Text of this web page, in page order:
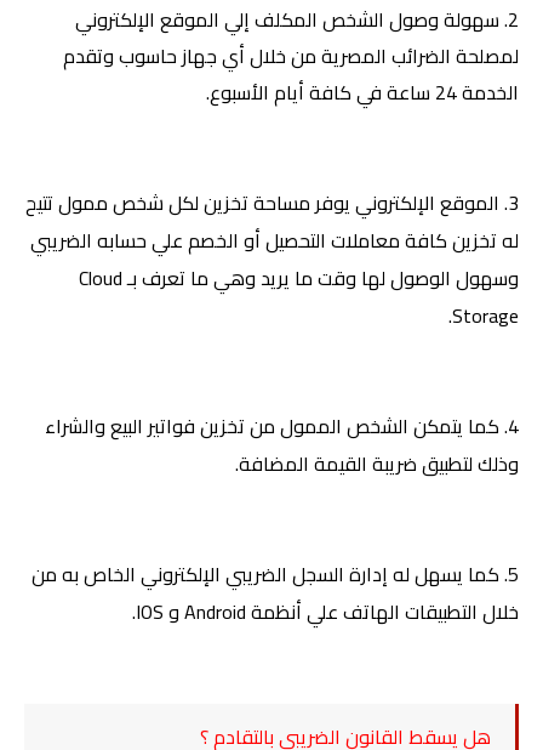
2. سهولة وصول الشخص المكلف إلي الموقع الإلكتروني
لمصلحة الضرائب المصرية من خلال أي جهاز حاسوب وتقدم
الخدمة 24 ساعة في كافة أيام الأسبوع.
3. الموقع الإلكتروني يوفر مساحة تخزين لكل شخص ممول تتيح
له تخزين كافة معاملات التحصيل أو الخصم علي حسابه الضريبي
وسهول الوصول لها وقت ما يريد وهي ما تعرف بـCloud
Storage
.
4. كما يتمكن الشخص الممول من تخزين فواتير البيع والشراء
وذلك لتطبيق ضريبة القيمة المضافة.
5. كما يسهل له إدارة السجل الضريبي الإلكتروني الخاص به من
خلال التطبيقات الهاتف علي أنظمةAndroidوIOS
.
هل يسقط القانون الضريبي بالتقادم ؟